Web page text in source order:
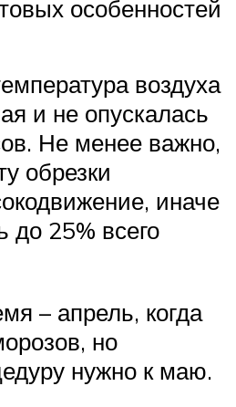
особенностей
воздуха
и не опускалась
Не менее важно,
обрезки
иначе
до 25% всего
– апрель, когда
но
нужно к маю.